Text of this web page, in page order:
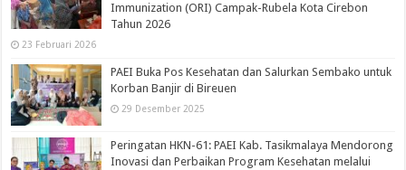
Immunization (ORI) Campak-Rubela Kota Cirebon
Tahun 2026
23 Februari 2026
PAEI Buka Pos Kesehatan dan Salurkan Sembako untuk
Korban Banjir di Bireuen
29 Desember 2025
Peringatan HKN-61: PAEI Kab. Tasikmalaya Mendorong
Inovasi dan Perbaikan Program Kesehatan melalui